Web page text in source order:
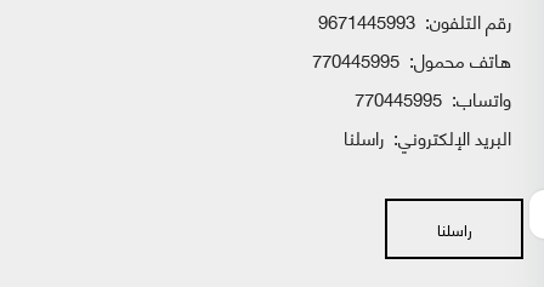
رقم التلفون: 9671445993
هاتف محمول: 770445995
واتساب:
البريد الإلكتروني: راسلنا
راسلنا